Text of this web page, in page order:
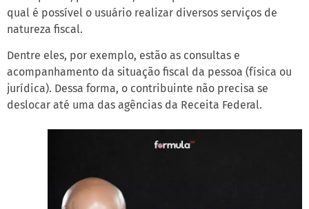
qual é possível o usuário realizar diversos serviços de
natureza fiscal.
Dentre eles, por exemplo, estão as consultas e
acompanhamento da situação fiscal da pessoa (física ou
jurídica). Dessa forma, o contribuinte não precisa se
deslocar até uma das agências da Receita Federal.